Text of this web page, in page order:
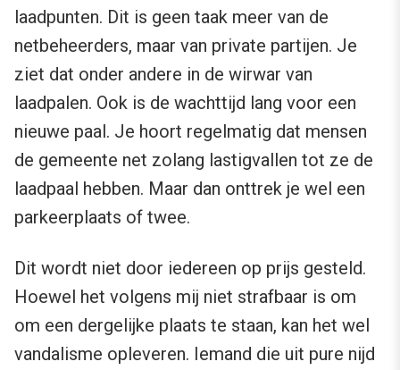
laadpunten. Dit is geen taak meer van de
netbeheerders, maar van private partijen. Je
ziet dat onder andere in de wirwar van
laadpalen. Ook is de wachttijd lang voor een
nieuwe paal. Je hoort regelmatig dat mensen
de gemeente net zolang lastigvallen tot ze de
laadpaal hebben. Maar dan onttrek je wel een
parkeerplaats of twee.
Dit wordt niet door iedereen op prijs gesteld.
Hoewel het volgens mij niet strafbaar is om
om een dergelijke plaats te staan, kan het wel
vandalisme opleveren. Iemand die uit pure nijd